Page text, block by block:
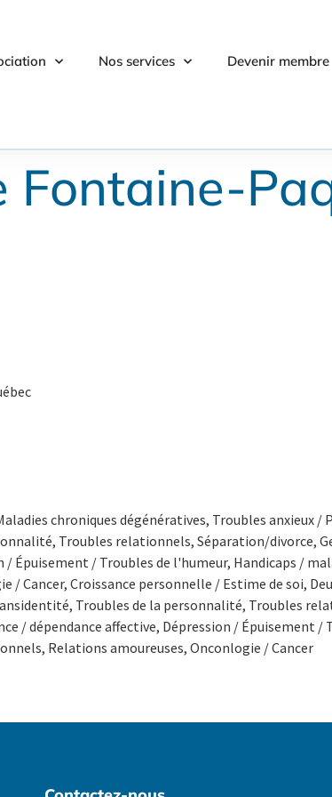
Nos services Devenir membre
Fontaine-
chroniques dégénératives, Troubles anxieux /
Troubles relationnels, Séparation/divorce,
/ Épuisement / Troubles de l'humeur, Handicaps /
Cancer, Croissance personnelle / Estime de soi,
Troubles de la personnalité, Troubles
/ dépendance affective, Dépression / Épuisement /
Relations amoureuses, Onconlogie / Cancer